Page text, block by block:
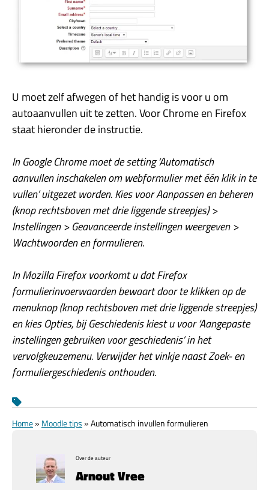
U moet zelf afwegen of het handig is voor u om
autoaanvullen uit te zetten. Voor Chrome en Firefox
staat hieronder de instructie.
In Google Chrome moet de setting ‘Automatisch
aanvullen inschakelen om webformulier met één klik in te
vullen’ uitgezet worden. Kies voor Aanpassen en beheren
(knop rechtsboven met drie liggende streepjes) >
Instellingen > Geavanceerde instellingen weergeven >
Wachtwoorden en formulieren.
In Mozilla Firefox voorkomt u dat Firefox
formulierinvoerwaarden bewaart door te klikken op de
menuknop (knop rechtsboven met drie liggende streepjes)
en kies Opties, bij Geschiedenis kiest u voor ‘Aangepaste
instellingen gebruiken voor geschiedenis’ in het
vervolgkeuzemenu. Verwijder het vinkje naast Zoek- en
formuliergeschiedenis onthouden.
Home» Moodle tips »Automatisch invullen formulieren
Over de auteur
Arnout Vree